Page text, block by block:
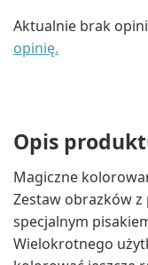
Aktualnie brak
opinię.
Opis
Magiczne
Zestaw obrazków
specjalnym
Wielokrotnego